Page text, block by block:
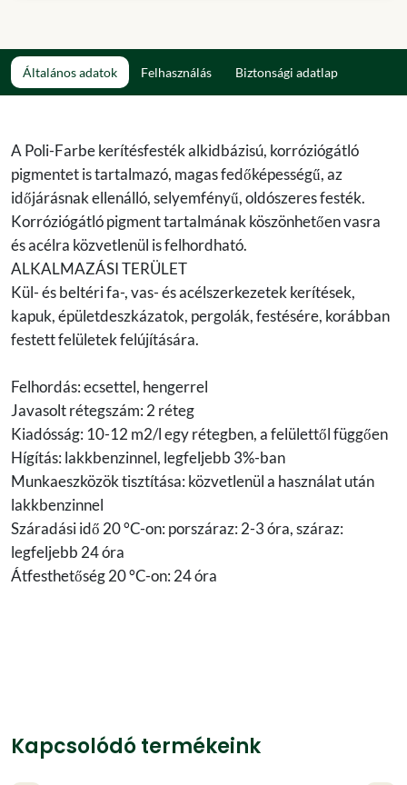
Általános adatok Felhasználás Biztonsági adatlap
A Poli-Farbe kerítésfesték alkidbázisú, korróziógátló
pigmentet is tartalmazó, magas fedőképességű, az
időjárásnak ellenálló, selyemfényű, oldószeres festék.
Korróziógátló pigment tartalmának köszönhetően vasra
és acélra közvetlenül is felhordható.
ALKALMAZÁSI TERÜLET
Kül- és beltéri fa-, vas- és acélszerkezetek kerítések,
kapuk, épületdeszkázatok, pergolák, festésére, korábban
festett felületek felújítására.
Felhordás: ecsettel, hengerrel
Javasolt rétegszám: 2 réteg
Kiadósság: 10-12 m2/l egy rétegben, a felülettől függően
Hígítás: lakkbenzinnel, legfeljebb 3%-ban
Munkaeszközök tisztítása: közvetlenül a használat után
lakkbenzinnel
Száradási idő 20 °C-on: porszáraz: 2-3 óra, száraz:
legfeljebb 24 óra
Átfesthetőség 20 °C-on: 24 óra
Kapcsolódó termékeink